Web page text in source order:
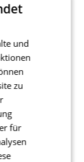
und
zu
für